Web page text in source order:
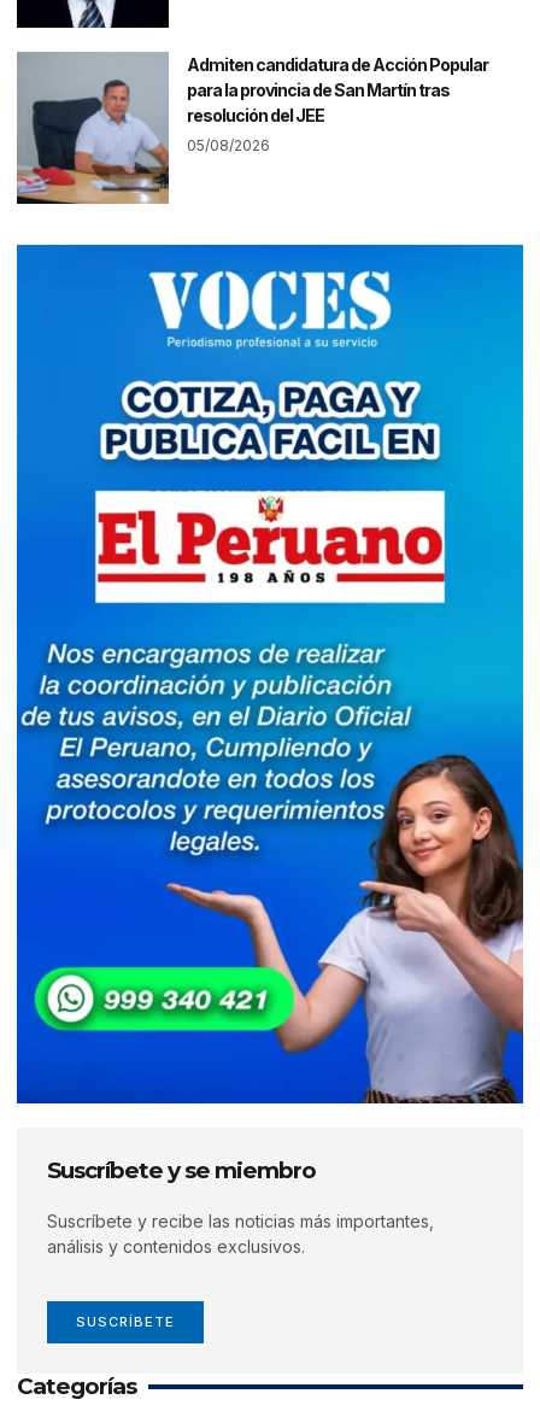
Admiten candidatura de Acción Popular
para la provincia de San Martín tras
resolución del JEE
05/08/2026
Suscríbete y se miembro
Suscríbete y recibe las noticias más importantes,
análisis y contenidos exclusivos.
SUSCRÍBETE
Categorías